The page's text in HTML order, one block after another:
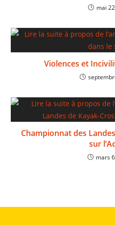
mai
Violences et
Championnat des
sur
mars